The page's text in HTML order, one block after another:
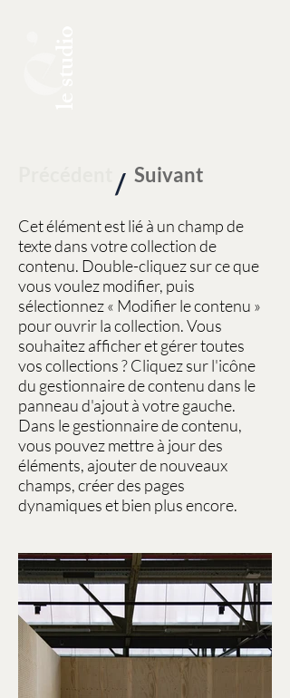
/ Suivant
Cet élément est lié à un champ de
texte dans votre collection de
contenu. Double-cliquez sur ce que
vous voulez modifier, puis
sélectionnez « Modifier le contenu »
pour ouvrir la collection. Vous
souhaitez afficher et gérer toutes
vos collections ? Cliquez sur l'icône
du gestionnaire de contenu dans le
panneau d'ajout à votre gauche.
Dans le gestionnaire de contenu,
vous pouvez mettre à jour des
éléments, ajouter de nouveaux
champs, créer des pages
dynamiques et bien plus encore.